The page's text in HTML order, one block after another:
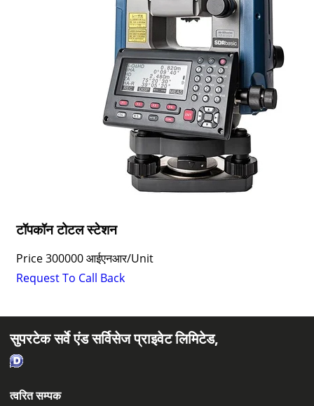
टॉपकॉन टोटल स्टेशन
Price300000 आईएनआर/Unit
Request To Call Back
सुपरटेक सर्वे एंड सर्विसेज प्राइवेट लिमिटेड,
त्वरित सम्पक